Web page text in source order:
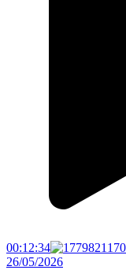
00:12:34
26/05/2026